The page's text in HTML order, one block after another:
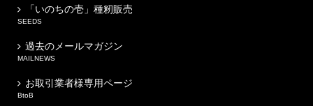
「いのちの壱」種籾販売
SEEDS
過去のメールマガジン
MAILNEWS
お取引業者様専用ページ
BtoB